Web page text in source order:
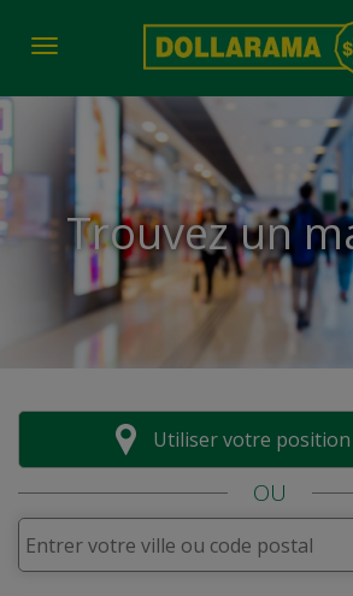
Toggle navigation
Trouvez un
Utiliser votre position
OU